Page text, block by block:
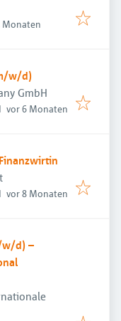
:
Monaten
w/d)
GmbH
Veröffentlicht:
vor 6 Monaten
Veröffentlicht:
vor 8 Monaten
w/d) –